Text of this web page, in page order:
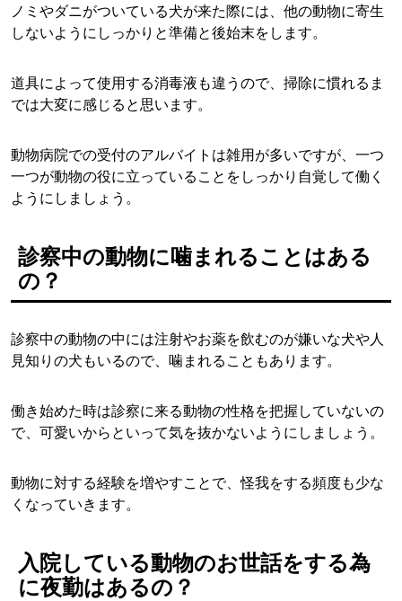
ノミやダニがついている犬が来た際には、他の動物に寄生
しないようにしっかりと準備と後始末をします。
道具によって使用する消毒液も違うので、掃除に慣れるま
では大変に感じると思います。
動物病院での受付のアルバイトは雑用が多いですが、一つ
一つが動物の役に立っていることをしっかり自覚して働く
ようにしましょう。
診察中の動物に噛まれることはある
の？
診察中の動物の中には注射やお薬を飲むのが嫌いな犬や人
見知りの犬もいるので、噛まれることもあります。
働き始めた時は診察に来る動物の性格を把握していないの
で、可愛いからといって気を抜かないようにしましょう。
動物に対する経験を増やすことで、怪我をする頻度も少な
くなっていきます。
入院している動物のお世話をする為
に夜勤はあるの？